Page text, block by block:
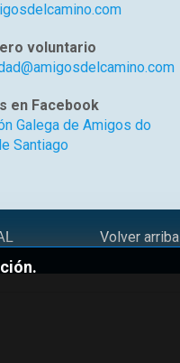
voluntario
en Facebook
Galega de Amigos do
Santiago
Volver arriba